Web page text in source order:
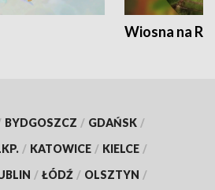
Wiosna na
BYDGOSZCZ / GDAŃSK /
/ KATOWICE / KIELCE /
/ ŁÓDŹ / OLSZTYN /